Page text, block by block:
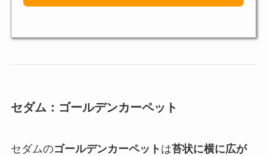
セダム：ゴールデンカーペット
セダムのゴールデンカーペット は苔状に横に広が